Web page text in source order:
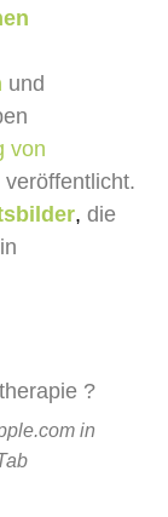
und
von
veröffentlicht.
, die
in